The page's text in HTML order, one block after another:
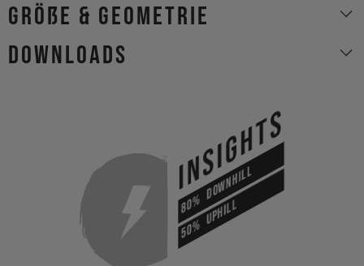
Größe & Geometrie
Downloads
INSIGHTS
80%DOWNHILL
50%UPHILL